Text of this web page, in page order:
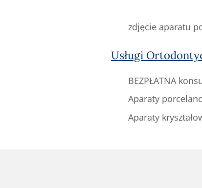
zdjęcie aparatu
Usługi
BEZPŁATNA
Aparaty
Aparaty